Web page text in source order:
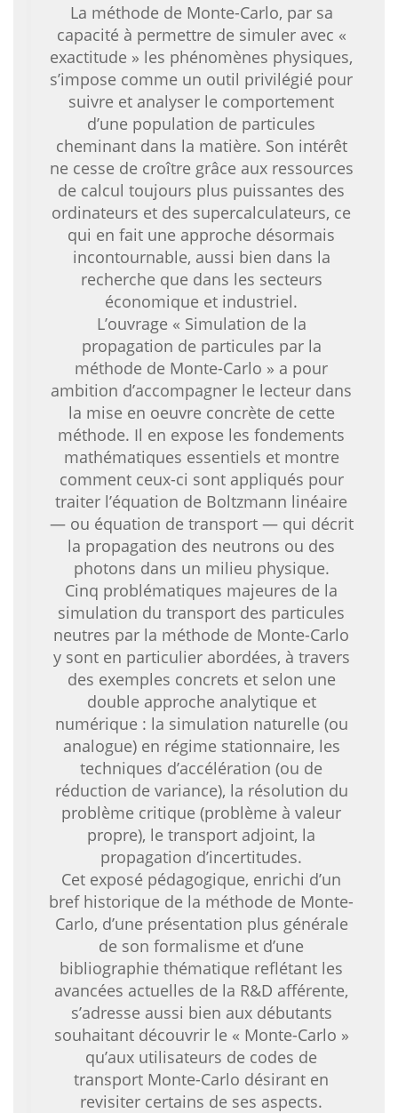
La méthode de Monte-Carlo, par sa
capacité à permettre de simuler avec «
exactitude » les phénomènes physiques,
s’impose comme un outil privilégié pour
suivre et analyser le comportement
d’une population de particules
cheminant dans la matière. Son intérêt
ne cesse de croître grâce aux ressources
de calcul toujours plus puissantes des
ordinateurs et des supercalculateurs, ce
qui en fait une approche désormais
incontournable, aussi bien dans la
recherche que dans les secteurs
économique et industriel.
L’ouvrage « Simulation de la
propagation de particules par la
méthode de Monte-Carlo » a pour
ambition d’accompagner le lecteur dans
la mise en oeuvre concrète de cette
méthode. Il en expose les fondements
mathématiques essentiels et montre
comment ceux-ci sont appliqués pour
traiter l’équation de Boltzmann linéaire
— ou équation de transport — qui décrit
la propagation des neutrons ou des
photons dans un milieu physique.
Cinq problématiques majeures de la
simulation du transport des particules
neutres par la méthode de Monte-Carlo
y sont en particulier abordées, à travers
des exemples concrets et selon une
double approche analytique et
numérique : la simulation naturelle (ou
analogue) en régime stationnaire, les
techniques d’accélération (ou de
réduction de variance), la résolution du
problème critique (problème à valeur
propre), le transport adjoint, la
propagation d’incertitudes.
Cet exposé pédagogique, enrichi d’un
bref historique de la méthode de Monte-
Carlo, d’une présentation plus générale
de son formalisme et d’une
bibliographie thématique reflétant les
avancées actuelles de la R&D afférente,
s’adresse aussi bien aux débutants
souhaitant découvrir le « Monte-Carlo »
qu’aux utilisateurs de codes de
transport Monte-Carlo désirant en
revisiter certains de ses aspects.